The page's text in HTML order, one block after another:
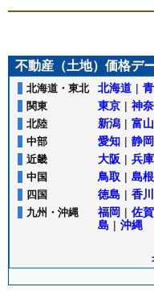
不動産（土地）価格デ
北海道・東北 北海道 |
関東 東京 | 神奈
北陸 新潟 | 富山
中部 愛知 | 静岡
近畿 大阪 | 兵庫
中国 鳥取 | 島根
四国 徳島 | 香川
九州・沖縄 福岡 | 佐賀
島 | 沖縄